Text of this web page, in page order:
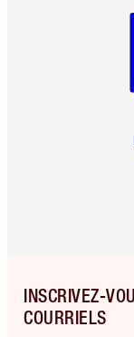
INSCRIVEZ-
COURRIELS